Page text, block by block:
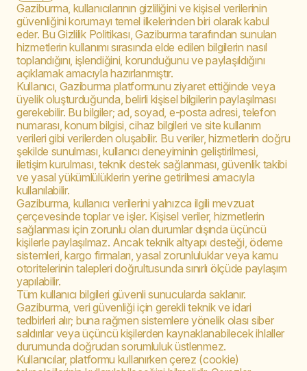
Gaziburma, kullanıcılarının gizliliğini ve kişisel verilerinin
güvenliğini korumayı temel ilkelerinden biri olarak kabul
eder. Bu Gizlilik Politikası, Gaziburma tarafından sunulan
hizmetlerin kullanımı sırasında elde edilen bilgilerin nasıl
toplandığını, işlendiğini, korunduğunu ve paylaşıldığını
açıklamak amacıyla hazırlanmıştır.
Kullanıcı, Gaziburma platformunu ziyaret ettiğinde veya
üyelik oluşturduğunda, belirli kişisel bilgilerin paylaşılması
gerekebilir. Bu bilgiler; ad, soyad, e-posta adresi, telefon
numarası, konum bilgisi, cihaz bilgileri ve site kullanım
verileri gibi verilerden oluşabilir. Bu veriler, hizmetlerin doğru
şekilde sunulması, kullanıcı deneyiminin geliştirilmesi,
iletişim kurulması, teknik destek sağlanması, güvenlik takibi
ve yasal yükümlülüklerin yerine getirilmesi amacıyla
kullanılabilir.
Gaziburma, kullanıcı verilerini yalnızca ilgili mevzuat
çerçevesinde toplar ve işler. Kişisel veriler, hizmetlerin
sağlanması için zorunlu olan durumlar dışında üçüncü
kişilerle paylaşılmaz. Ancak teknik altyapı desteği, ödeme
sistemleri, kargo firmaları, yasal zorunluluklar veya kamu
otoritelerinin talepleri doğrultusunda sınırlı ölçüde paylaşım
yapılabilir.
Tüm kullanıcı bilgileri güvenli sunucularda saklanır.
Gaziburma, veri güvenliği için gerekli teknik ve idari
tedbirleri alır; buna rağmen sistemlere yönelik olası siber
saldırılar veya üçüncü kişilerden kaynaklanabilecek ihlaller
durumunda doğrudan sorumluluk üstlenmez.
Kullanıcılar, platformu kullanırken çerez (cookie)